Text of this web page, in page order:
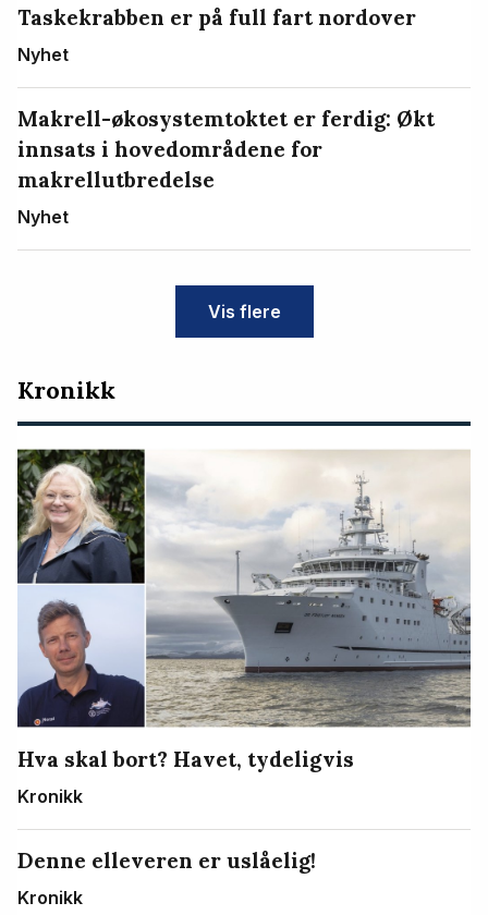
Taskekrabben er på full fart nordover
Nyhet
Makrell-økosystemtoktet er ferdig: Økt
innsats i hovedområdene for
makrellutbredelse
Nyhet
Vis flere
Kronikk
Hva skal bort? Havet, tydeligvis
Kronikk
Denne elleveren er uslåelig!
Kronikk